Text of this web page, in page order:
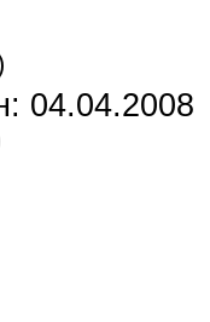
04.04.2008